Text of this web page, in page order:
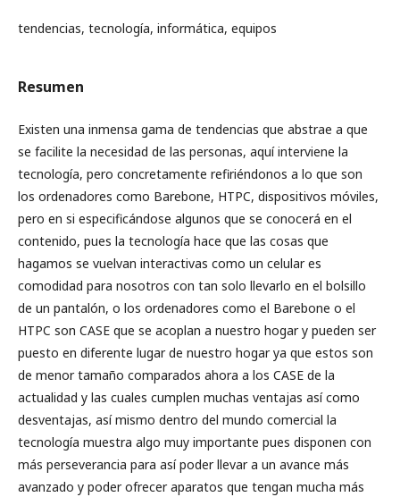
tendencias, tecnología, informática, equipos
Resumen
Existen una inmensa gama de tendencias que abstrae a que
se facilite la necesidad de las personas, aquí interviene la
tecnología, pero concretamente refiriéndonos a lo que son
los ordenadores como Barebone, HTPC, dispositivos móviles,
pero en si especificándose algunos que se conocerá en el
contenido, pues la tecnología hace que las cosas que
hagamos se vuelvan interactivas como un celular es
comodidad para nosotros con tan solo llevarlo en el bolsillo
de un pantalón, o los ordenadores como el Barebone o el
HTPC son CASE que se acoplan a nuestro hogar y pueden ser
puesto en diferente lugar de nuestro hogar ya que estos son
de menor tamaño comparados ahora a los CASE de la
actualidad y las cuales cumplen muchas ventajas así como
desventajas, así mismo dentro del mundo comercial la
tecnología muestra algo muy importante pues disponen con
más perseverancia para así poder llevar a un avance más
avanzado y poder ofrecer aparatos que tengan mucha más